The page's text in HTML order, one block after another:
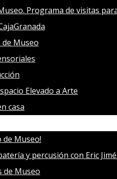
Programa de visitas
de Museo
Elevado a Arte
casa
de Museo!
y percusión con Eric
de Museo